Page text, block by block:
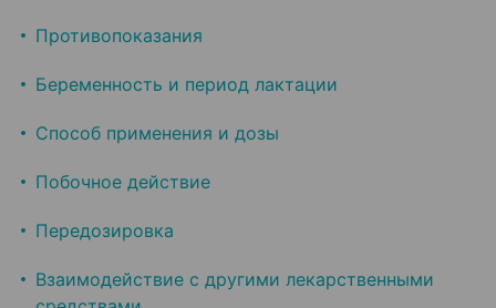
Противопоказания
Беременность и период лактации
Способ применения и дозы
Побочное действие
Передозировка
Взаимодействие с другими лекарственными